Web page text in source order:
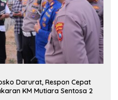
Darurat, Respon Cepat
KM Mutiara Sentosa 2